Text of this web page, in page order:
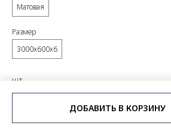
Матовая
Размер
3000х600х6
ДОБАВИТЬ В КОРЗИНУ
шт.